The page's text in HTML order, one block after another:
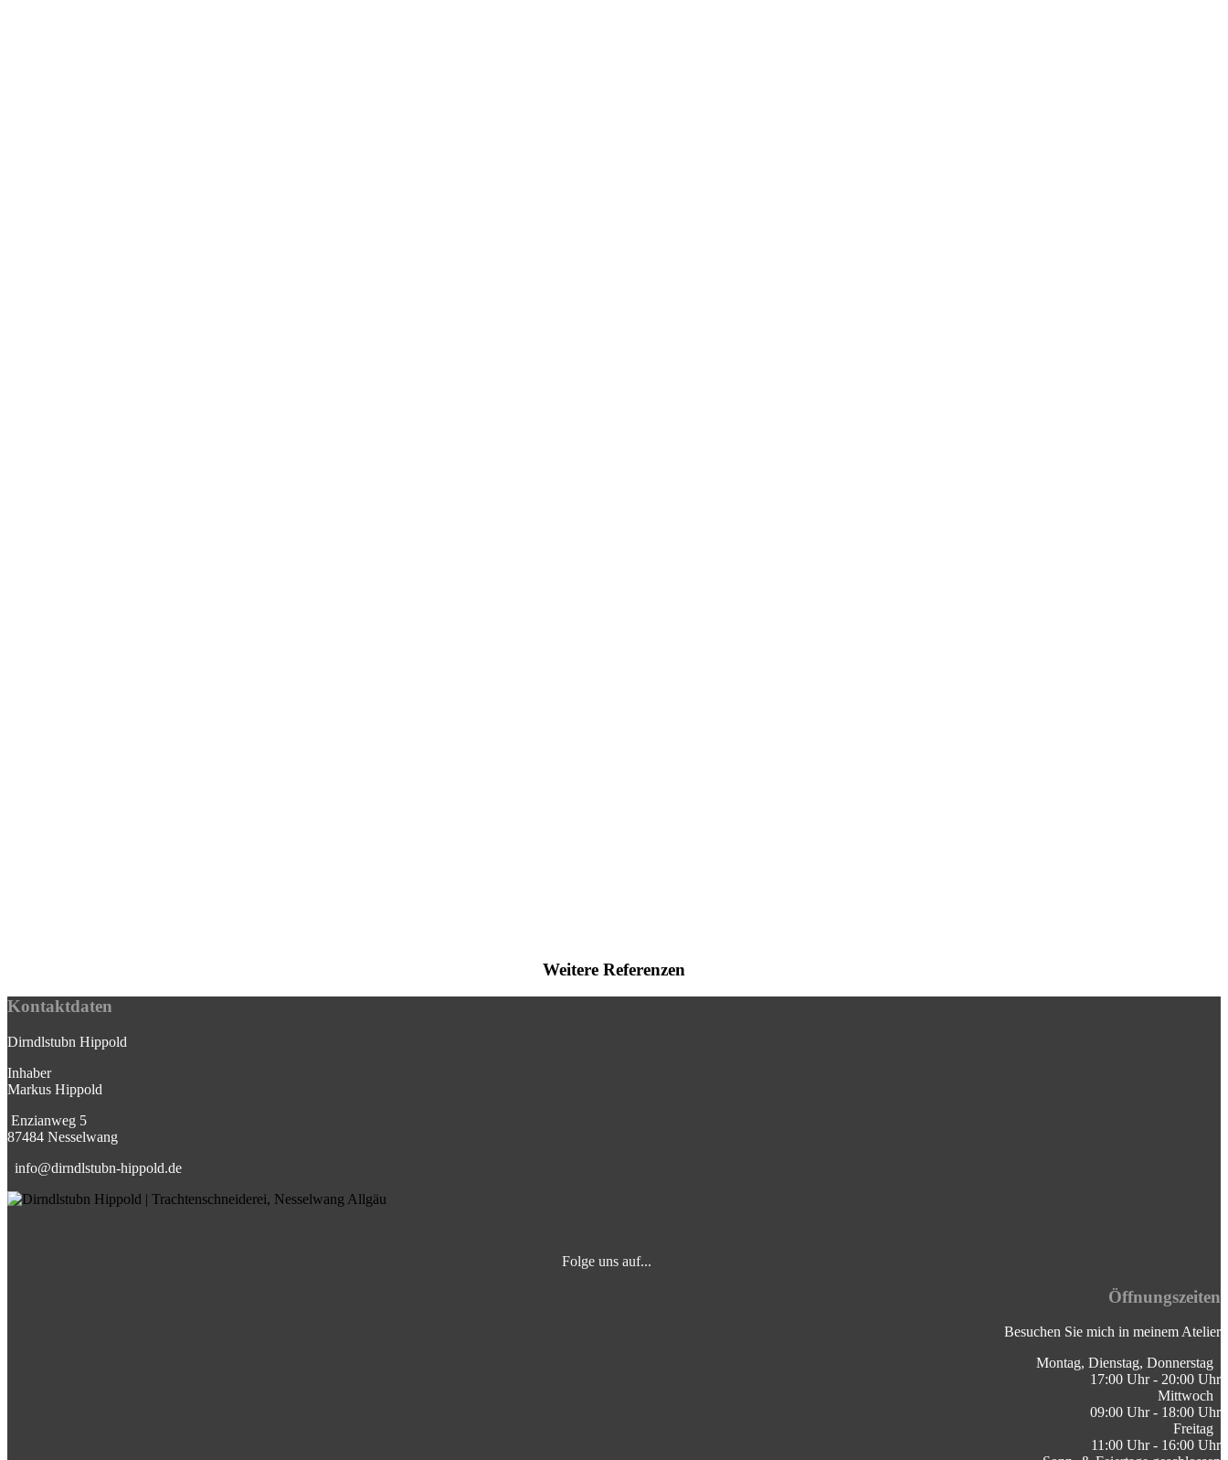
Weitere Referenzen
Kontaktdaten
Dirndlstubn Hippold
Inhaber
Markus Hippold
⁣Enzianweg 5
87484 Nesselwang
info@dirndlstubn-hippold.de
Folge uns auf... ⁣
Öffnungszeiten
Besuchen Sie mich in meinem Atelier
Montag, Dienstag, Donnerstag ⁣
17:00 Uhr - 20:00 Uhr
Mittwoch
09:00 Uhr - 18:00 Uhr
Freitag
11:00 Uhr - 16:00 Uhr